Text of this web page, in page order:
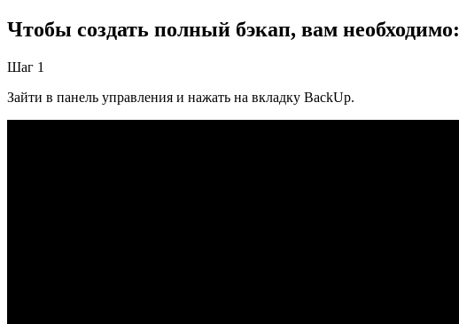
Чтобы создать полный бэкап, вам необходимо:
Шаг 1
Зайти в панель управления и нажать на вкладку BackUp.